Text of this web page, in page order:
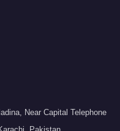
Near Capital Telephone